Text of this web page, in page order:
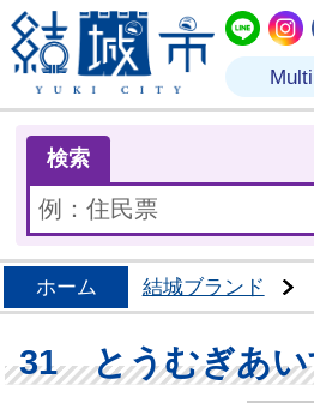
結
検索
ホーム 結城ブランド
31 とうむぎあい